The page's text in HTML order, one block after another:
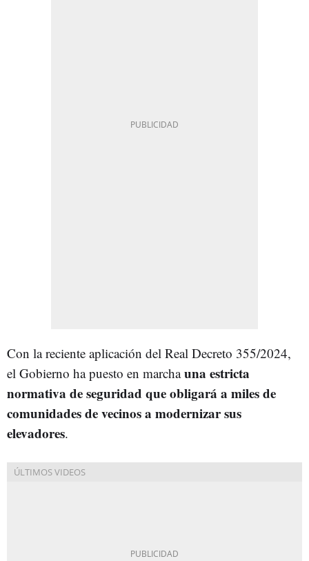
Con la reciente aplicación del Real Decreto 355/2024,
el Gobierno ha puesto en marchauna estricta
normativa de seguridad que obligará a miles de
comunidades de vecinos a modernizar sus
elevadores.